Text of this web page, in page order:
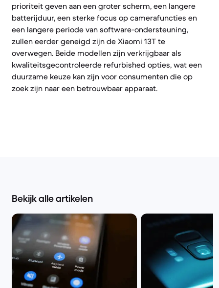
prioriteit geven aan een groter scherm, een langere
batterijduur, een sterke focus op camerafuncties en
een langere periode van software-ondersteuning,
zullen eerder geneigd zijn de Xiaomi 13T te
overwegen. Beide modellen zijn verkrijgbaar als
kwaliteitsgecontroleerde refurbished opties, wat een
duurzame keuze kan zijn voor consumenten die op
zoek zijn naar een betrouwbaar apparaat.
Bekijk alle artikelen